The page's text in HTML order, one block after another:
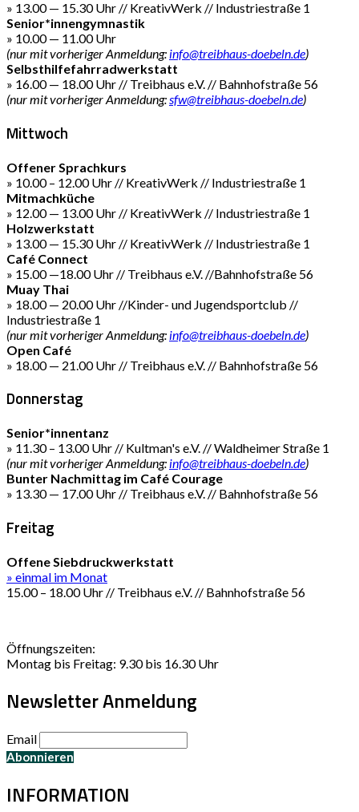
» 13.00 — 15.30 Uhr // KreativWerk // Industriestraße 1
Senior*innengymnastik
» 10.00 — 11.00 Uhr
(nur mit vorheriger Anmeldung: info@treibhaus-doebeln.de)
Selbsthilfefahrradwerkstatt
» 16.00 — 18.00 Uhr // Treibhaus e.V. // Bahnhofstraße 56
(nur mit vorheriger Anmeldung:sfw@treibhaus-doebeln.de)
Mittwoch
Offener Sprachkurs
» 10.00 – 12.00 Uhr // KreativWerk // Industriestraße 1
Mitmachküche
» 12.00 — 13.00 Uhr // KreativWerk // Industriestraße 1
Holzwerkstatt
» 13.00 — 15.30 Uhr // KreativWerk // Industriestraße 1
Café Connect
» 15.00 —18.00 Uhr // Treibhaus e.V. //Bahnhofstraße 56
Muay Thai
» 18.00 — 20.00 Uhr //Kinder- und Jugendsportclub //
Industriestraße 1
(nur mit vorheriger Anmeldung: info@treibhaus-doebeln.de)
Open Café
» 18.00 — 21.00 Uhr // Treibhaus e.V. // Bahnhofstraße 56
Donnerstag
Senior*innentanz
» 11.30 – 13.00 Uhr // Kultman's e.V. // Waldheimer Straße 1
(nur mit vorheriger Anmeldung: info@treibhaus-doebeln.de)
Bunter Nachmittag im Café Courage
» 13.30 — 17.00 Uhr // Treibhaus e.V. // Bahnhofstraße 56
Freitag
Offene Siebdruckwerkstatt
» einmal im Monat
15.00 – 18.00 Uhr // Treibhaus e.V. // Bahnhofstraße 56
Öffnungszeiten:
Montag bis Freitag: 9.30 bis 16.30 Uhr
Newsletter Anmeldung
Email
INFORMATION